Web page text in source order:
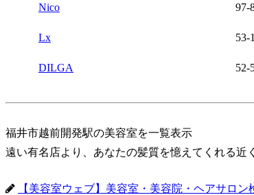
Nico 97-
Lx 53-
DILGA 52-
福井市越前開発駅の美容室を一覧表示
遠い有名店より、あなたの髪質を憶えてくれる近
【美容室ウェブ】美容室・美容院・ヘアサロン